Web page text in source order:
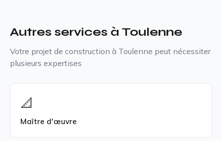
Autres services à Toulenne
Votre projet de construction à Toulenne peut nécessiter
plusieurs expertises
📐
Maître d'œuvre